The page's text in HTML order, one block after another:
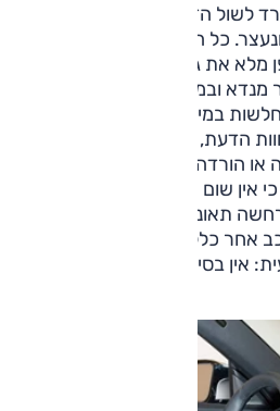
ירד לשול הדרך, המשיך לאורך תעלת
כ-140 מטרים ונעצר. כל הנתונים, כולל מיקום הרכב
מלא את גרסת הנהג.
ובמהלך אחת העצירות
במיוחד בזמן שהרכב עמד
הדעת, מדובר ככל הנראה
הורדה מהגרר, ולא באירוע
אין שום ממצא שמאפשר להפריד
תאונה נוספת.
אחר כלל לא הוכחה. המסקנה
אין בסיס לטענת מרמה ואין ראיה